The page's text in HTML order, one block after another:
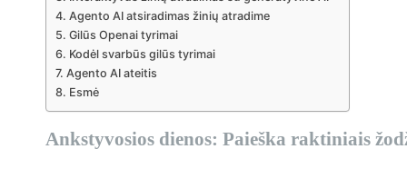
Agento AI atsiradimas žinių atradime
Gilūs Openai tyrimai
Kodėl svarbūs gilūs tyrimai
Agento AI ateitis
Esmė
Ankstyvosios dienos: Paieška raktiniais